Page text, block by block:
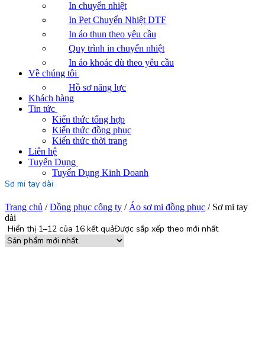
In chuyển nhiệt
In Pet Chuyển Nhiệt DTF
In áo thun theo yêu cầu
Quy trình in chuyển nhiệt
In áo khoác dù theo yêu cầu
Về chúng tôi
Hồ sơ năng lực
Khách hàng
Tin tức
Kiến thức tổng hợp
Kiến thức đồng phục
Kiến thức thời trang
Liên hệ
Tuyển Dụng
Tuyển Dụng Kinh Doanh
Sơ mi tay dài
Trang chủ /Đồng phục công ty / Áo sơ mi đồng phục / Sơ mi tay
dài
Hiển thị 1–12 của 16 kết quảĐược sắp xếp theo mới nhất